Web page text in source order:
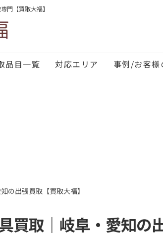
門【買取大福】
品目一覧 対応エリア 事例/お客様
の出張買取【買取大福】
買取｜岐阜・愛知の